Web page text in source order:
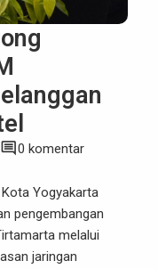
comment0 komentar
Yogyakarta
pengembangan
melalui
jaringan